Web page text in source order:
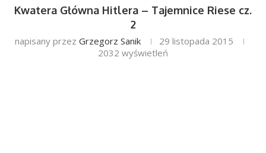
Kwatera Główna Hitlera – Tajemnice Riese cz.
2
napisany przez Grzegorz Sanik
29 listopada 2015
2032 wyświetleń